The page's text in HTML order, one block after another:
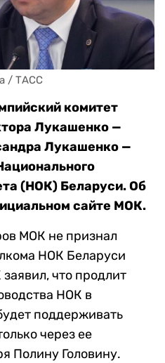
/ ТАСС
комитет
Лукашенко —
Лукашенко —
(НОК) Беларуси. Об
сайте МОК.
МОК не признал
НОК Беларуси
что продлит
НОК в
поддерживать
через ее
Полину Головину.